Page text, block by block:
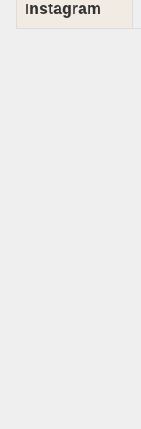
Instagram